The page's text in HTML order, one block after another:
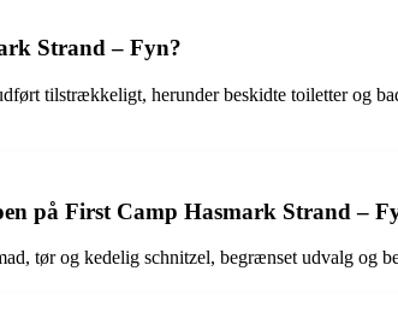
Strand – Fyn?
tilstrækkeligt, herunder beskidte toiletter og
på First Camp Hasmark Strand –
tør og kedelig schnitzel, begrænset udvalg og